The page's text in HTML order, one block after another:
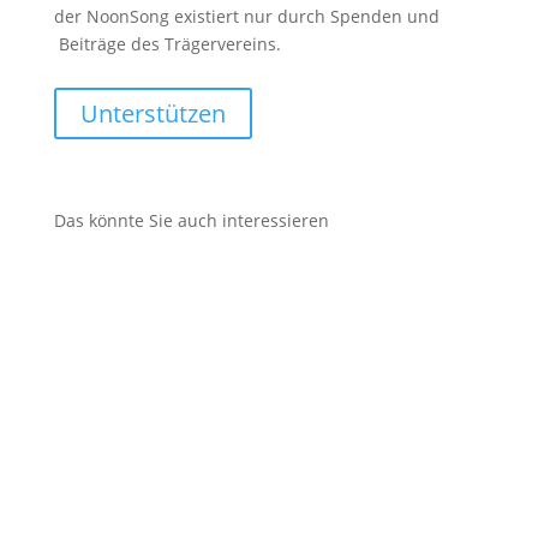
der NoonSong existiert nur durch Spenden und
Beiträge des Trägervereins.
Unterstützen
Das könnte Sie auch interessieren